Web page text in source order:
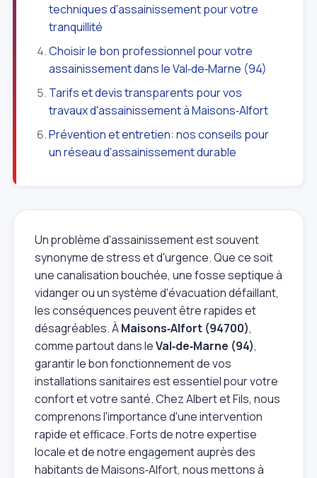
techniques d'assainissement pour votre
tranquillité
Choisir le bon professionnel pour votre
assainissement dans le Val‑de‑Marne (94)
Tarifs et devis transparents pour vos
travaux d'assainissement à Maisons‑Alfort
Prévention et entretien: nos conseils pour
un réseau d'assainissement durable
Un problème d'assainissement est souvent
synonyme de stress et d'urgence. Que ce soit
une canalisation bouchée, une fosse septique à
vidanger ou un système d'évacuation défaillant,
les conséquences peuvent être rapides et
désagréables. ÀMaisons‑Alfort (94700),
comme partout dans leVal‑de‑Marne (94),
garantir le bon fonctionnement de vos
installations sanitaires est essentiel pour votre
confort et votre santé. Chez Albert et Fils, nous
comprenons l'importance d'une intervention
rapide et efficace. Forts de notre expertise
locale et de notre engagement auprès des
habitants de Maisons‑Alfort, nous mettons à